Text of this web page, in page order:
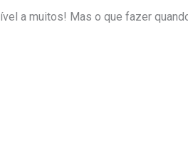
a muitos! Mas o que fazer